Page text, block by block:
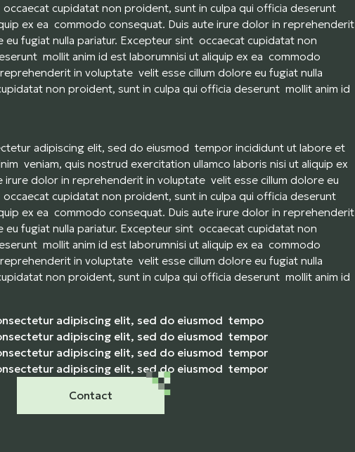
cupidatat non proident, sunt in culpa qui officia deserunt
ex ea commodo consequat. Duis aute irure dolor in reprehenderit
fugiat nulla pariatur. Excepteur sint occaecat cupidatat non
mollit anim id est laborumnisi ut aliquip ex ea commodo
in voluptate velit esse cillum dolore eu fugiat nulla
non proident, sunt in culpa qui officia deserunt mollit anim id
adipiscing elit, sed do eiusmod tempor incididunt ut labore et
veniam, quis nostrud exercitation ullamco laboris nisi ut aliquip ex
dolor in reprehenderit in voluptate velit esse cillum dolore eu
cupidatat non proident, sunt in culpa qui officia deserunt
ex ea commodo consequat. Duis aute irure dolor in reprehenderit
fugiat nulla pariatur. Excepteur sint occaecat cupidatat non
mollit anim id est laborumnisi ut aliquip ex ea commodo
in voluptate velit esse cillum dolore eu fugiat nulla
non proident, sunt in culpa qui officia deserunt mollit anim id
adipiscing elit, sed do eiusmod tempo
adipiscing elit, sed do eiusmod tempor
adipiscing elit, sed do eiusmod tempor
adipiscing elit, sed do eiusmod tempor
Contact